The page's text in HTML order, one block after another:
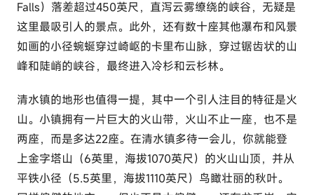
Falls）落差超过450英尺，直泻云雾缭绕的峡谷，无疑是
这里最吸引人的景点。此外，还有数十座其他瀑布和风景
如画的小径蜿蜒穿过崎岖的卡里布山脉，穿过锯齿状的山
峰和陡峭的峡谷，最终进入冷杉和云杉林。
清水镇的地形也值得一提，其中一个引人注目的特征是火
山。小镇拥有一片巨大的火山带，火山不止一座，也不是
两座，而是多达22座。在清水镇多待一会儿，你就能登
上金字塔山（6英里，海拔1070英尺）的火山山顶，并从
平铁小径（5.5英里，海拔1110英尺）鸟瞰壮丽的秋叶。